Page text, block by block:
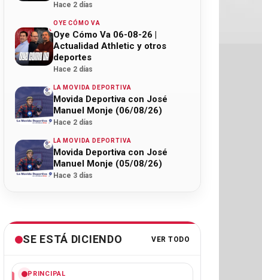
Hace 2 días
OYE CÓMO VA
Oye Cómo Va 06-08-26 |
Actualidad Athletic y otros
deportes
Hace 2 días
LA MOVIDA DEPORTIVA
Movida Deportiva con José
Manuel Monje (06/08/26)
Hace 2 días
LA MOVIDA DEPORTIVA
Movida Deportiva con José
Manuel Monje (05/08/26)
Hace 3 días
SE ESTÁ DICIENDO VER TODO
PRINCIPAL